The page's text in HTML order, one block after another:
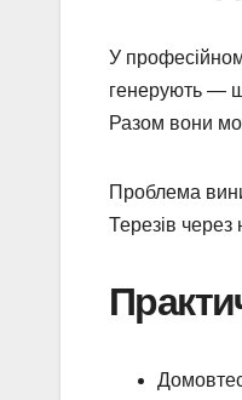
У
генерують —
Разом вони
Проблема
Терезів через